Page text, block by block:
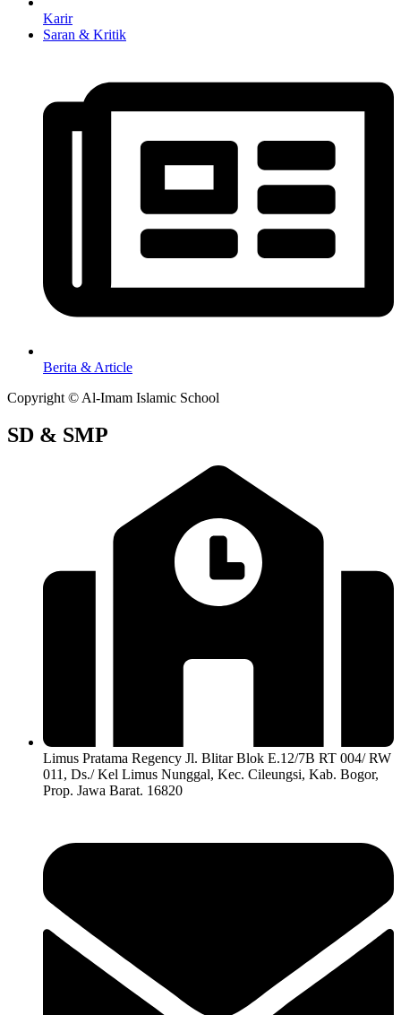
Karir
Saran & Kritik
Berita & Article
Copyright © Al-Imam Islamic School
SD & SMP
Limus Pratama Regency Jl. Blitar Blok E.12/7B RT 004/ RW
011, Ds./ Kel Limus Nunggal, Kec. Cileungsi, Kab. Bogor,
Prop. Jawa Barat. 16820